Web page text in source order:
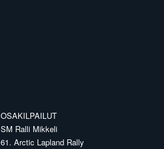
OSAKILPAILUT
SM Ralli Mikkeli
61. Arctic Lapland Rally